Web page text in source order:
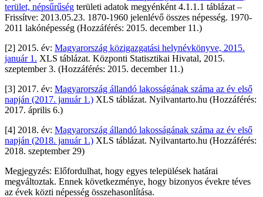
terület, népsűrűség területi adatok megyénként 4.1.1.1 táblázat –
Frissítve: 2013.05.23. 1870-1960 jelenlévő összes népesség. 1970-
2011 lakónépesség (Hozzáférés: 2015. december 11.)
[2] 2015. év: Magyarország közigazgatási helynévkönyve, 2015.
január 1. XLS táblázat. Központi Statisztikai Hivatal, 2015.
szeptember 3. (Hozzáférés: 2015. december 11.)
[3] 2017. év: Magyarország állandó lakosságának száma az év első
napján (2017. január 1.) XLS táblázat. Nyilvantarto.hu (Hozzáférés:
2017. április 6.)
[4] 2018. év: Magyarország állandó lakosságának száma az év első
napján (2018. január 1.) XLS táblázat. Nyilvantarto.hu (Hozzáférés:
2018. szeptember 29)
Megjegyzés: Előfordulhat, hogy egyes települések határai
megváltoztak. Ennek következménye, hogy bizonyos évekre téves
az évek közti népesség összehasonlítása.